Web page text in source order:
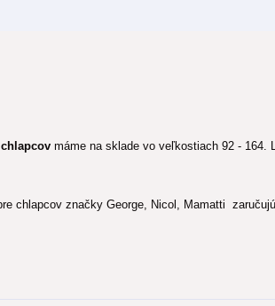
chlapcovmáme na sklade vo veľkostiach 92 - 164.
chlapcov značky George, Nicol, Mamatti